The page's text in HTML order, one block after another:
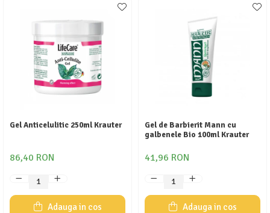
Gel Anticelulitic 250ml Krauter
86,40 RON
Adauga in cos
Gel de Barbierit Mann cu
galbenele Bio 100ml Krauter
41,96 RON
Adauga in cos